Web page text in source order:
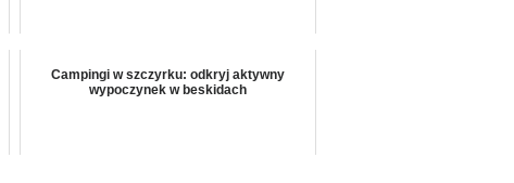
Campingi w szczyrku: odkryj aktywny
wypoczynek w beskidach